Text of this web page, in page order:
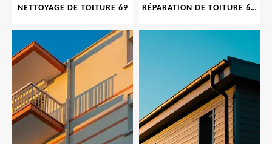
NETTOYAGE DE TOITURE 69 RÉPARATION DE TOITURE 69 RHONE, TUILES CASSÉES OU ABIMÉES